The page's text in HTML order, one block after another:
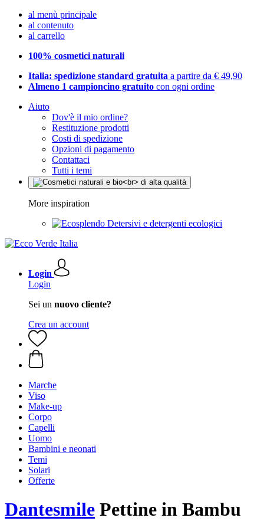
al menù principale
al contenuto
al carrello
100% cosmetici naturali
Italia: spedizione standard gratuita a partire da € 49,90
Almeno 1 campioncino gratuito con ogni ordine
Aiuto
Dov'è il mio ordine?
Restituzione prodotti
Costi di spedizione
Opzioni di pagamento
Contattaci
Tutti i temi
More inspiration
Detersivi e detergenti ecologici
Login
Login
Sei un nuovo cliente?
Crea un account
Marche
Viso
Make-up
Corpo
Capelli
Uomo
Bambini e neonati
Temi
Solari
Offerte
Dantesmile Pettine in Bambu